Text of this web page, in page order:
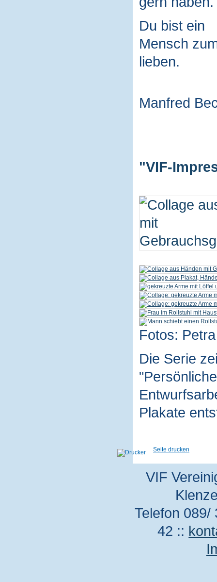
Du bist ein
Mensch
lieben.
Manfred
"VIF-
Fotos:
Die Serie
Plakate
Seite drucken
VIF
Telefon
42 ::